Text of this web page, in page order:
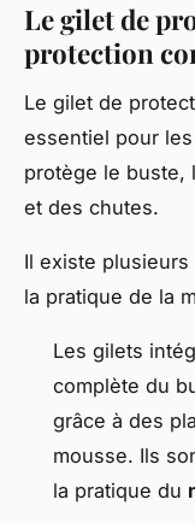
Le gilet de
protection
Le gilet de
essentiel pour
protège le buste,
et des chutes.
Il existe
la pratique de la
Les gilets
complète du
grâce à des
mousse. Ils
la pratique du